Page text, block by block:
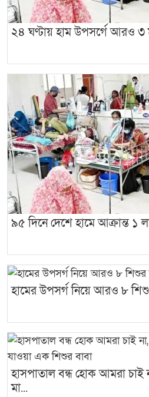
২৪ ঘণ্টায় হাম উপসর্গে আরও ৩
৯৫ দিনে দেশে হামে আক্রান্ত ১
হামের উপসর্গ নিয়ে আরও ৮
হাসপাতাল বন্ধ হোক আমরা চাই
মা...